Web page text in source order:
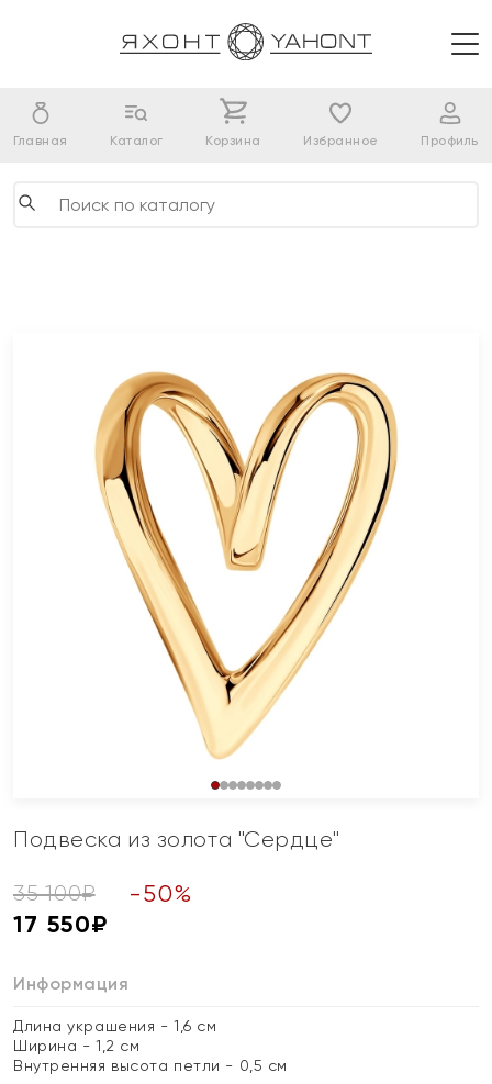
Главная Каталог Корзина Избранное Профиль
Подвеска из золота "Сердце"
35 100₽ -50%
17 550₽
Информация
Длина украшения - 1,6 см
Ширина - 1,2 см
Внутренняя высота петли - 0,5 см